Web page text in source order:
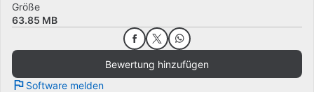
Größe
63.85 MB
Bewertung hinzufügen
Software melden